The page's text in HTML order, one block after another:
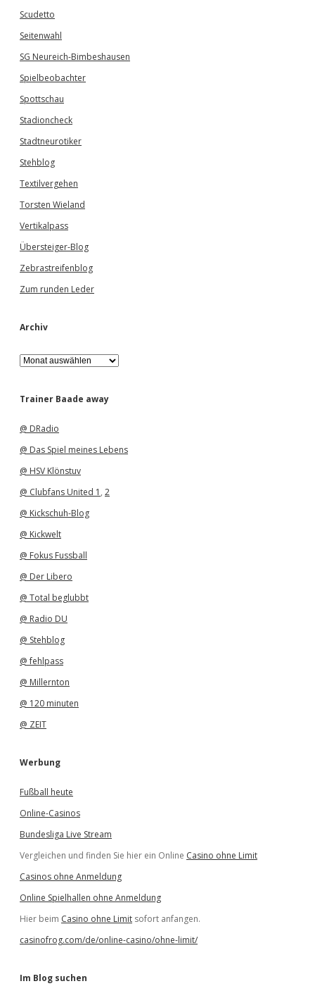
Scudetto
Seitenwahl
SG Neureich-Bimbeshausen
Spielbeobachter
Spottschau
Stadioncheck
Stadtneurotiker
Stehblog
Textilvergehen
Torsten Wieland
Vertikalpass
Übersteiger-Blog
Zebrastreifenblog
Zum runden Leder
Archiv
A
r
h
Trainer Baade away
@ DRadio
@ Das Spiel meines Lebens
@ HSV Klönstuv
@ Clubfans United 1 , 2
@ Kickschuh-Blog
@ Kickwelt
@ Fokus Fussball
@ Der Libero
@ Total beglubbt
@ Radio DU
@ Stehblog
@ fehlpass
@ Millernton
@ 120 minuten
@ ZEIT
Werbung
Fußball heute
Online-Casinos
Bundesliga Live Stream
Vergleichen und finden Sie hier ein Online Casino ohne Limit
Casinos ohne Anmeldung
Online Spielhallen ohne Anmeldung
Hier beim Casino ohne Limit sofort anfangen.
casinofrog.com/de/online-casino/ohne-limit/
Im Blog suchen